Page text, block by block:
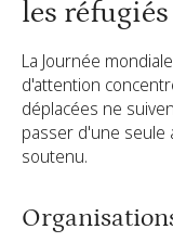
les
La Journée
d'attention
déplacées ne
passer d'une seule
soutenu.